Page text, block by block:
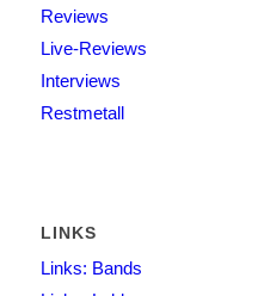
Reviews
Live-Reviews
Interviews
Restmetall
LINKS
Links: Bands